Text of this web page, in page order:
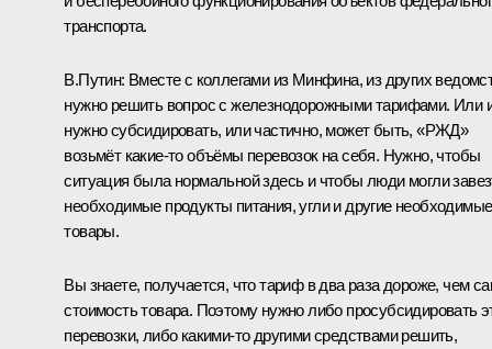
транспорта.
В.Путин: Вместе с коллегами из Минфина, из других
нужно решить вопрос с железнодорожными тарифами. Или
нужно субсидировать, или частично, может быть, «РЖД»
возьмёт какие‑то объёмы перевозок на себя. Нужно, чтобы
ситуация была нормальной здесь и чтобы люди могли
необходимые продукты питания, угли и другие необходимые
товары.
Вы знаете, получается, что тариф в два раза дороже, чем
стоимость товара. Поэтому нужно либо просубсидировать
перевозки, либо какими‑то другими средствами решить,